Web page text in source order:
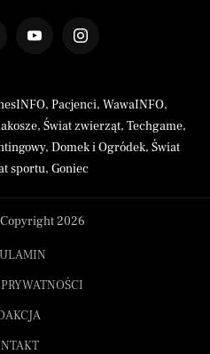
, Pacjenci, WawaINFO,
, Świat zwierząt, Techgame,
, Domek i Ogródek, Świat
sportu, Goniec
2026